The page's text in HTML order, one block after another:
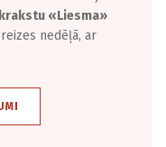
«Liesma»
nedēļā, ar